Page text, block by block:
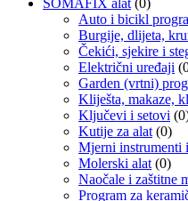
SOMAFIX alat (0)
Auto i bicikl
Burgije, dlijeta,
Čekići, sjekire i
Električni uređaji
Garden (vrtni)
Kliješta, makaze,
Ključevi i setovi
Kutije za alat (0)
Mjerni instrumenti
Molerski alat (0)
Naočale i zaštitne
Program za